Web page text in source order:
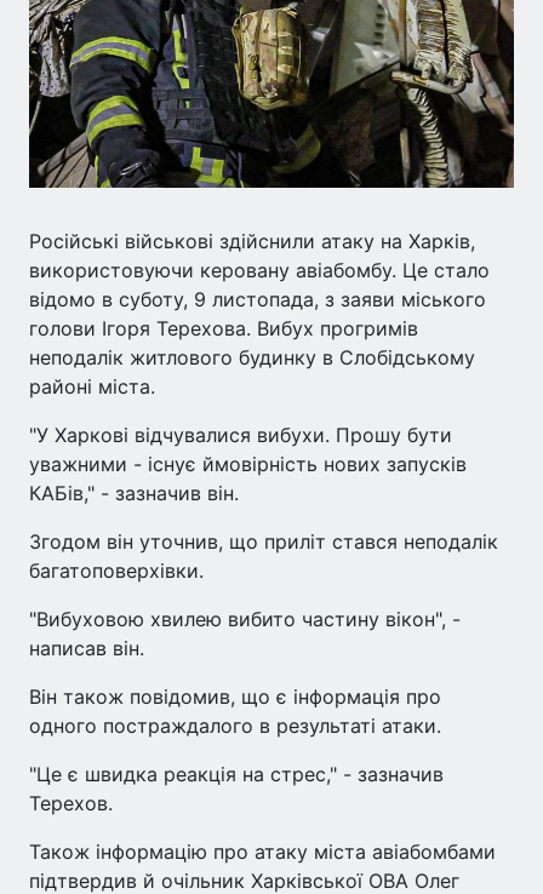
Російські військові здійснили атаку на Харків,
використовуючи керовану авіабомбу. Це стало
відомо в суботу, 9 листопада, з заяви міського
голови Ігоря Терехова. Вибух прогримів
неподалік житлового будинку в Слобідському
районі міста.
"У Харкові відчувалися вибухи. Прошу бути
уважними - існує ймовірність нових запусків
КАБів," - зазначив він.
Згодом він уточнив, що приліт стався неподалік
багатоповерхівки.
"Вибуховою хвилею вибито частину вікон", -
написав він.
Він також повідомив, що є інформація про
одного постраждалого в результаті атаки.
"Це є швидка реакція на стрес," - зазначив
Терехов.
Також інформацію про атаку міста авіабомбами
підтвердив й очільник Харківської ОВА Олег